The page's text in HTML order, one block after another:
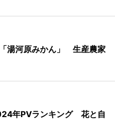
湯河原みかん」 生産農家
年PVランキング 花と自